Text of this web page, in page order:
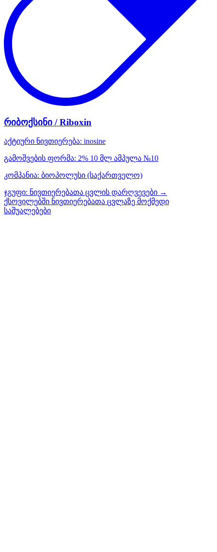
რიბოქსინი / Riboxin
აქტიური ნივთიერება: inosine
გამოშვების ფორმა: 2% 10 მლ ამპულა №10
კომპანია: ბიოპოლუსი (საქართველო)
ჯგუფი: ნივთიერებათა ცვლის დარღვევები →
ქსოვილებში ნივთიერებათა ცვლაზე მოქმედი
საშუალებები